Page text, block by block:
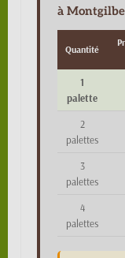
à
Quantité
1
palette
2
palettes
3
palettes
4
palettes